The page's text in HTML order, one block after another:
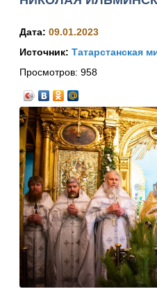
Дата: 09.01.2023
Источник: Татарстанская
Просмотров: 958